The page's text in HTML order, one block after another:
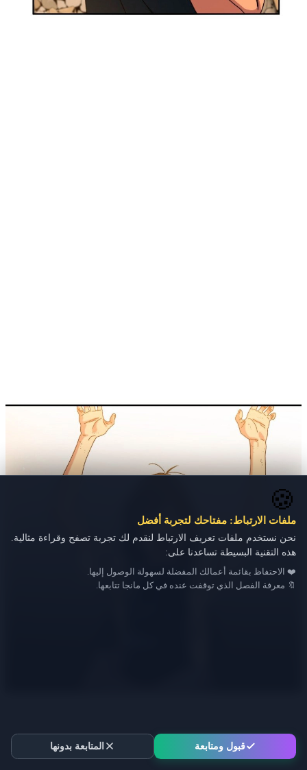
🍪
ملفات الارتباط: مفتاحك لتجربة أفضل
نحن نستخدم ملفات تعريف الارتباط لنقدم لك تجربة تصفح وقراءة مثالية.
هذه التقنية البسيطة تساعدنا على:
❤️ الاحتفاظ بقائمة أعمالك المفضلة لسهولة الوصول إليها.
🔖 معرفة الفصل الذي توقفت عنده في كل مانجا تتابعها.
قبول ومتابعة المتابعة بدونها